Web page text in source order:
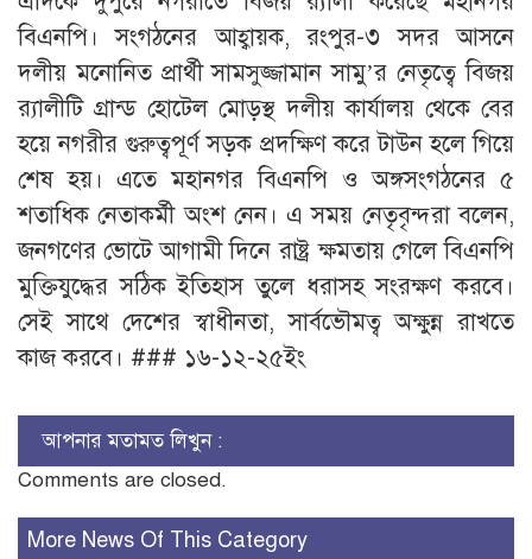
বিএনপি। সংগঠনের আহ্বায়ক, রংপুর-৩ সদর আসনে
দলীয় মনোনিত প্রার্থী সামসুজ্জামান সামু’র নেতৃত্বে বিজয়
র‌্যালীটি গ্রান্ড হোটেল মোড়স্থ দলীয় কার্যালয় থেকে বের
হয়ে নগরীর গুরুত্বপূর্ণ সড়ক প্রদক্ষিণ করে টাউন হলে গিয়ে
শেষ হয়। এতে মহানগর বিএনপি ও অঙ্গসংগঠনের ৫
শতাধিক নেতাকর্মী অংশ নেন। এ সময় নেতৃবৃন্দরা বলেন,
জনগণের ভোটে আগামী দিনে রাষ্ট্র ক্ষমতায় গেলে বিএনপি
মুক্তিযুদ্ধের সঠিক ইতিহাস তুলে ধরাসহ সংরক্ষণ করবে।
সেই সাথে দেশের স্বাধীনতা, সার্বভৌমত্ব অক্ষুন্ন রাখতে
কাজ করবে। ### ১৬-১২-২৫ইং
আপনার মতামত লিখুন :
Comments are closed.
More News Of This Category